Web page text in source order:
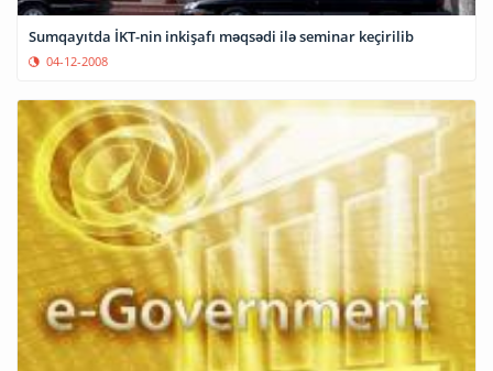
Sumqayıtda İKT-nin inkişafı məqsədi ilə seminar keçirilib
04-12-2008